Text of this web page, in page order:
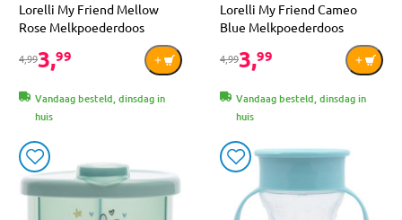
Lorelli My Friend Mellow
Rose Melkpoederdoos
4,993,99
Vandaag besteld, dinsdag in
huis
Lorelli My Friend Cameo
Blue Melkpoederdoos
4,993,99
Vandaag besteld, dinsdag in
huis